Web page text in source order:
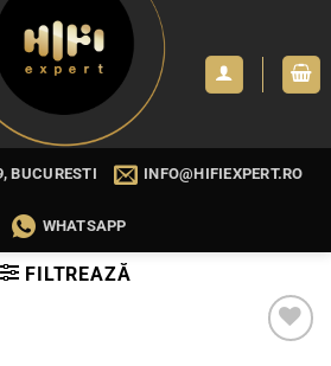
BUCURESTI INFO@HIFIEXPERT.RO
WHATSAPP
FILTREAZĂ